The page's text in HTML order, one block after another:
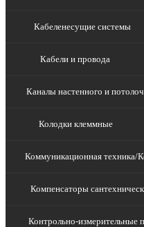
Кабеленесущие системы
Кабели и провода
Каналы настенного и
Колодки клеммные
Коммуникационная техника/
Компенсаторы
Контрольно-измерительные